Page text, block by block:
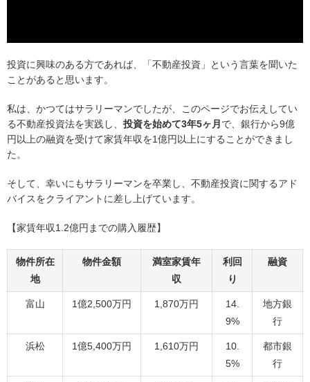
投資に興味のある方であれば、「不動産投資」という言葉を聞いた
ことがあると思います。
私は、かつてはサラリーマンでしたが、このページでお伝えしてい
る不動産投資法を実践し、 投資を始めて3年5ヶ月 で、銀行から9億
円以上の融資を受けて家賃年収を1億円以上にすることができまし
た。
そして、幸いにもサラリーマンを卒業し、不動産投資に関するアド
バイスをクライアントに差し上げています。
【家賃年収1.2億円までの購入履歴】
物件所在
地
物件金額
満室家賃年
収
利回
り
融資
富山 1億2,500万円 1,870万円
14.
9%
地方銀
行
浜松 1億5,400万円 1,610万円
10.
5%
都市銀
行